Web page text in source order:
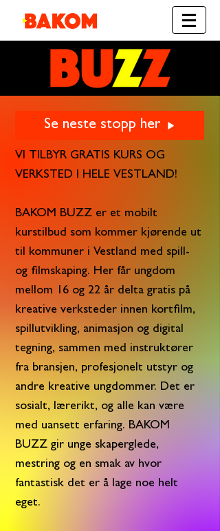
Se neste stopp her
VI TILBYR GRATIS KURS OG
VERKSTED I HELE VESTLAND!
BAKOM BUZZ er et mobilt
kurstilbud som kommer kjørende ut
til kommuner i Vestland med spill-
og filmskaping. Her får ungdom
mellom 16 og 22 år delta gratis på
kreative verksteder innen kortfilm,
spillutvikling, animasjon og digital
tegning, sammen med instruktører
fra bransjen, profesjonelt utstyr og
andre kreative ungdommer. Det er
sosialt, lærerikt, og alle kan være
med uansett erfaring. BAKOM
BUZZ gir unge skaperglede,
mestring og en smak av hvor
fantastisk det er å lage noe helt
eget.